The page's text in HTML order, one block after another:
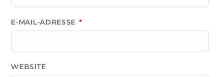
E-MAIL-ADRESSE *
WEBSITE